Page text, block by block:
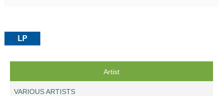
Artist
VARIOUS ARTISTS